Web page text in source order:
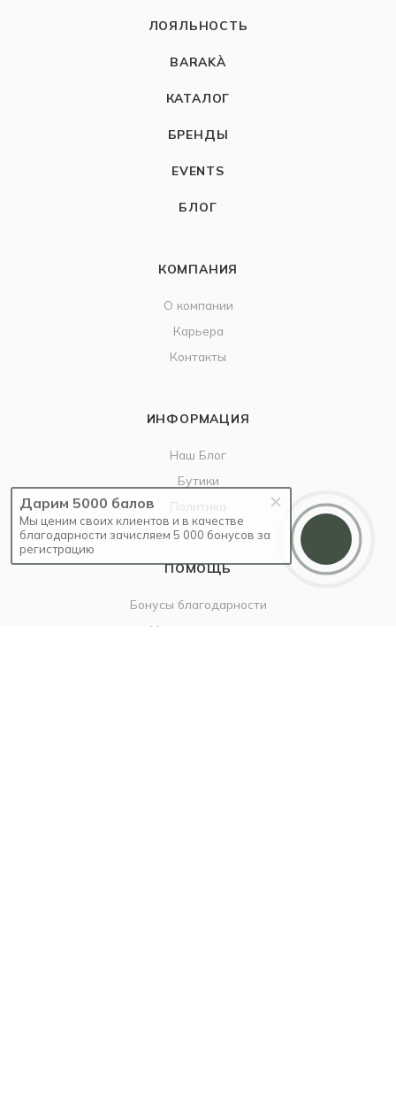
ЛОЯЛЬНОСТЬ
BARAKÀ
КАТАЛОГ
БРЕНДЫ
EVENTS
БЛОГ
КОМПАНИЯ
О компании
Карьера
Контакты
ИНФОРМАЦИЯ
Наш Блог
Бутики
Политика
ПОМОЩЬ
Бонусы благодарности
Условия оплаты
Дарим 5000 балов
Мы ценим своих клиентов и в качестве
благодарности зачисляем 5 000 бонусов за
регистрацию